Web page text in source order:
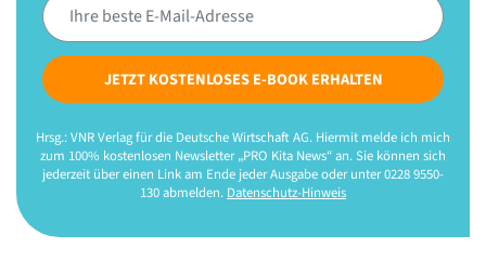
JETZT KOSTENLOSES E-BOOK ERHALTEN
Hrsg.: VNR Verlag für die Deutsche Wirtschaft AG. Hiermit melde ich mich
zum 100% kostenlosen Newsletter „PRO Kita News“ an. Sie können sich
jederzeit über einen Link am Ende jeder Ausgabe oder unter 0228 9550-
130 abmelden. Datenschutz-Hinweis